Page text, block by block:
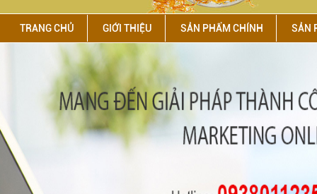
TRANG CHỦ GIỚI THIỆU SẢN PHẨM CHÍNH SẢN